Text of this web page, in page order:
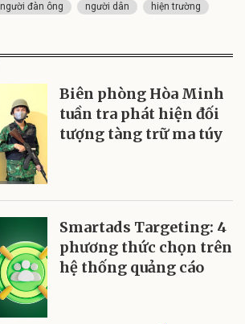
người đàn ông người dân
hiện trường
Biên phòng Hòa Minh
tuần tra phát hiện đối
tượng tàng trữ ma túy
Smartads Targeting: 4
phương thức chọn trên
hệ thống quảng cáo